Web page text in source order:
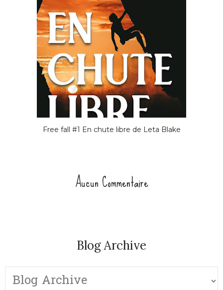
Free fall #1 En chute libre de Leta Blake
Aucun Commentaire
Blog Archive